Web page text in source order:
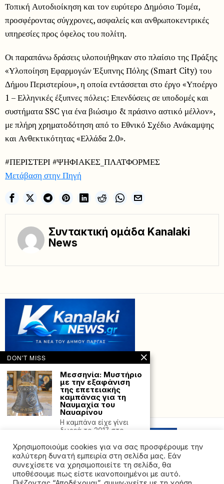
Τοπική Αυτοδιοίκηση και τον ευρύτερο Δημόσιο Τομέα,
προσφέροντας σύγχρονες, ασφαλείς και ανθρωποκεντρικές
υπηρεσίες προς όφελος του πολίτη.
Οι παραπάνω δράσεις υλοποιήθηκαν στο πλαίσιο της Πράξης
«Υλοποίηση Εφαρμογών Έξυπνης Πόλης (Smart City) του
Δήμου Περιστερίου», η οποία εντάσσεται στο έργο «Υποέργο
1 – Ελληνικές έξυπνες πόλεις: Επενδύσεις σε υποδομές και
συστήματα SSC για ένα βιώσιμο & πράσινο αστικό μέλλον»,
με πλήρη χρηματοδότηση από το Εθνικό Σχέδιο Ανάκαμψης
και Ανθεκτικότητας «Ελλάδα 2.0».
#ΠΕΡΙΣΤΕΡΙ #ΨΗΦΙΑΚΕΣ_ΠΛΑΤΦΟΡΜΕΣ
Μετάβαση στην Πηγή
Συντακτική ομάδα Kanalaki
News
Powered with by Hostville”)
Χρησιμοποιούμε cookies για να σας προσφέρουμε την
καλύτερη δυνατή εμπειρία στη σελίδα μας. Εάν
συνεχίσετε να χρησιμοποιείτε τη σελίδα, θα
υποθέσουμε πως είστε ικανοποιημένοι με αυτό.
DON'T MISS
Μεσσηνία: Μυστήριο
με την εξαφάνιση
της επετειακής
καμπάνας για τη
Ναυμαχία του
Ναυαρίνου
Η καμπάνα είχε γίνει
δωρεά το 2017 στο
Δυο υπήκοοι
Ιαπωνίας
δολοφονήθηκαν
στην Κίνα – Ποιο το